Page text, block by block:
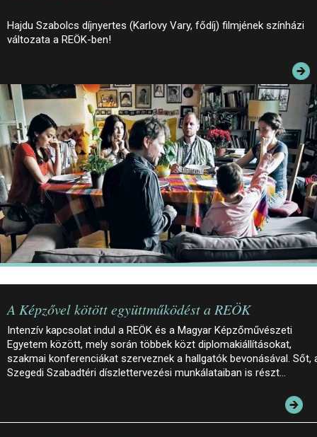
INFORMÁCIÓK
JEGYEK
ELÉRHETŐSÉG
PALOTASÉTÁK ÉS VEZETÉSEK
KÖZÉRDEKŰ ADATOK
Hajdu Szabolcs díjnyertes (Karlovy Vary, fődíj) filmjének színházi
változata a REÖK-ben!
A Képzővel kötött együttműködést a REÖK
Intenzív kapcsolat indul a REÖK és a Magyar Képzőművészeti
Egyetem között, mely során többek közt diplomakiállításokat,
szakmai konferenciákat szerveznek a hallgatók bevonásával. Sőt,
Szegedi Szabadtéri díszlettervezési munkálataiban is részt…